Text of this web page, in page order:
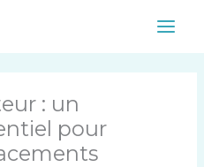
Main
: un
pour